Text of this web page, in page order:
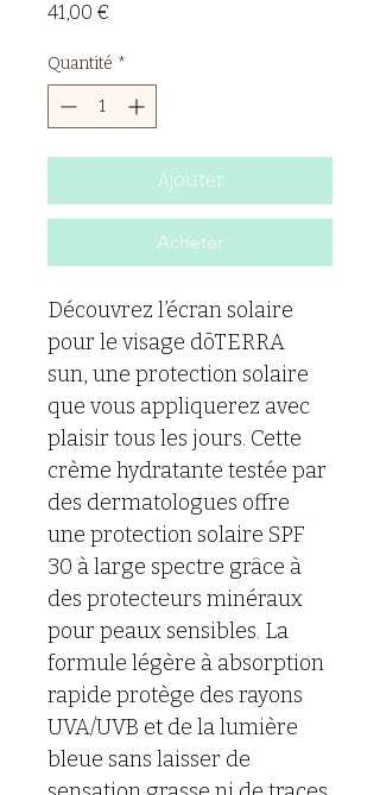
41,00 €
Quantité *
Ajouter
Acheter
Découvrez l’écran solaire
pour le visage dōTERRA
sun, une protection solaire
que vous appliquerez avec
plaisir tous les jours. Cette
crème hydratante testée par
des dermatologues offre
une protection solaire SPF
30 à large spectre grâce à
des protecteurs minéraux
pour peaux sensibles. La
formule légère à absorption
rapide protège des rayons
UVA/UVB et de la lumière
bleue sans laisser de